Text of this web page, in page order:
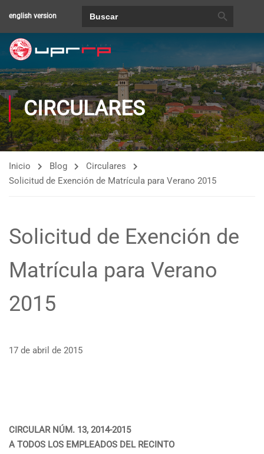
english version
CIRCULARES
Inicio Blog
Circulares
Solicitud de Exención de Matrícula para Verano 2015
Solicitud de Exención de
Matrícula para Verano
2015
17 de abril de 2015
CIRCULAR NÚM. 13, 2014-2015
A TODOS LOS EMPLEADOS DEL RECINTO